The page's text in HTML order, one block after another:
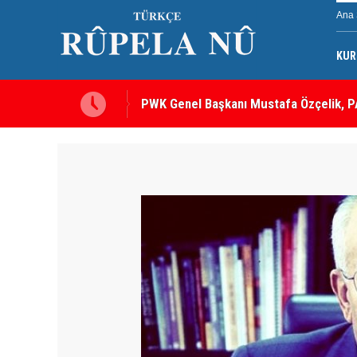
Ana
PWK Genel Başkanı Mustafa Özçelik,
Görüştü
12 maddelik çerçeve yasanın tam